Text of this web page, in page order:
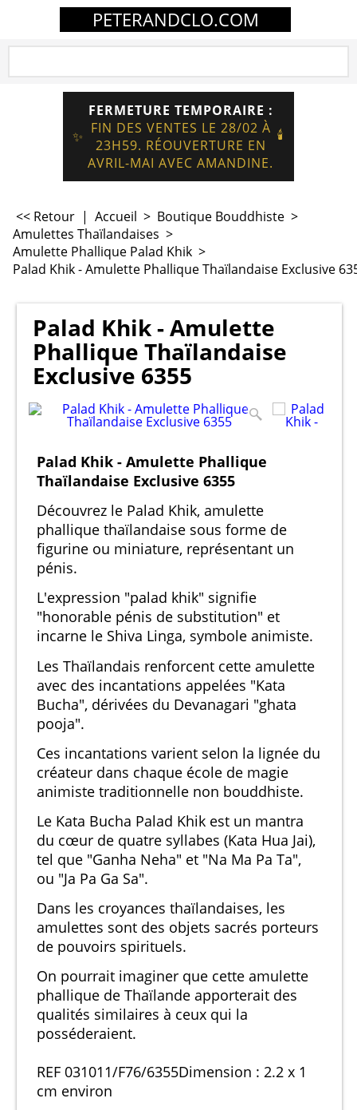
PETERANDCLO.COM
✨
FERMETURE TEMPORAIRE :
FIN DES VENTES LE 28/02 À
23H59. RÉOUVERTURE EN
AVRIL-MAI AVEC AMANDINE.
🕯️
<< Retour | Accueil > Boutique Bouddhiste >
Amulettes Thaïlandaises >
Amulette Phallique Palad Khik >
Palad Khik - Amulette Phallique Thaïlandaise Exclusive
Palad Khik - Amulette
Phallique Thaïlandaise
Exclusive 6355
Palad Khik - Amulette Phallique
Thaïlandaise Exclusive 6355
Découvrez le Palad Khik, amulette
phallique thaïlandaise sous forme de
figurine ou miniature, représentant un
pénis.
L'expression "palad khik" signifie
"honorable pénis de substitution" et
incarne le Shiva Linga, symbole animiste.
Les Thaïlandais renforcent cette amulette
avec des incantations appelées "Kata
Bucha", dérivées du Devanagari "ghata
pooja".
Ces incantations varient selon la lignée du
créateur dans chaque école de magie
animiste traditionnelle non bouddhiste.
Le Kata Bucha Palad Khik est un mantra
du cœur de quatre syllabes (Kata Hua Jai),
tel que "Ganha Neha" et "Na Ma Pa Ta",
ou "Ja Pa Ga Sa".
Dans les croyances thaïlandaises, les
amulettes sont des objets sacrés porteurs
de pouvoirs spirituels.
On pourrait imaginer que cette amulette
phallique de Thaïlande apporterait des
qualités similaires à ceux qui la
posséderaient.
REF 031011/F76/6355Dimension : 2.2 x 1
cm environ